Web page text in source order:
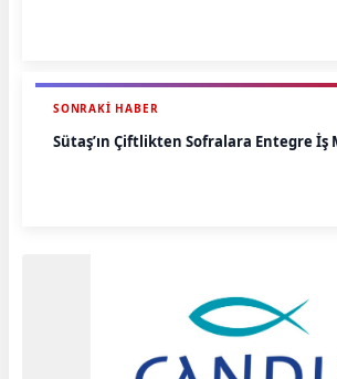
SONRAKI HABER
Sütaş’ın Çiftlikten Sofralara Entegre İş